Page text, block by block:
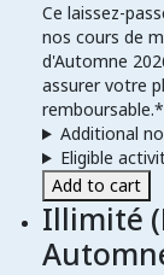
Ce laissez-
nos cours de
d'Automne
assurer votre
Additional
Eligible
Add to cart
Illimité